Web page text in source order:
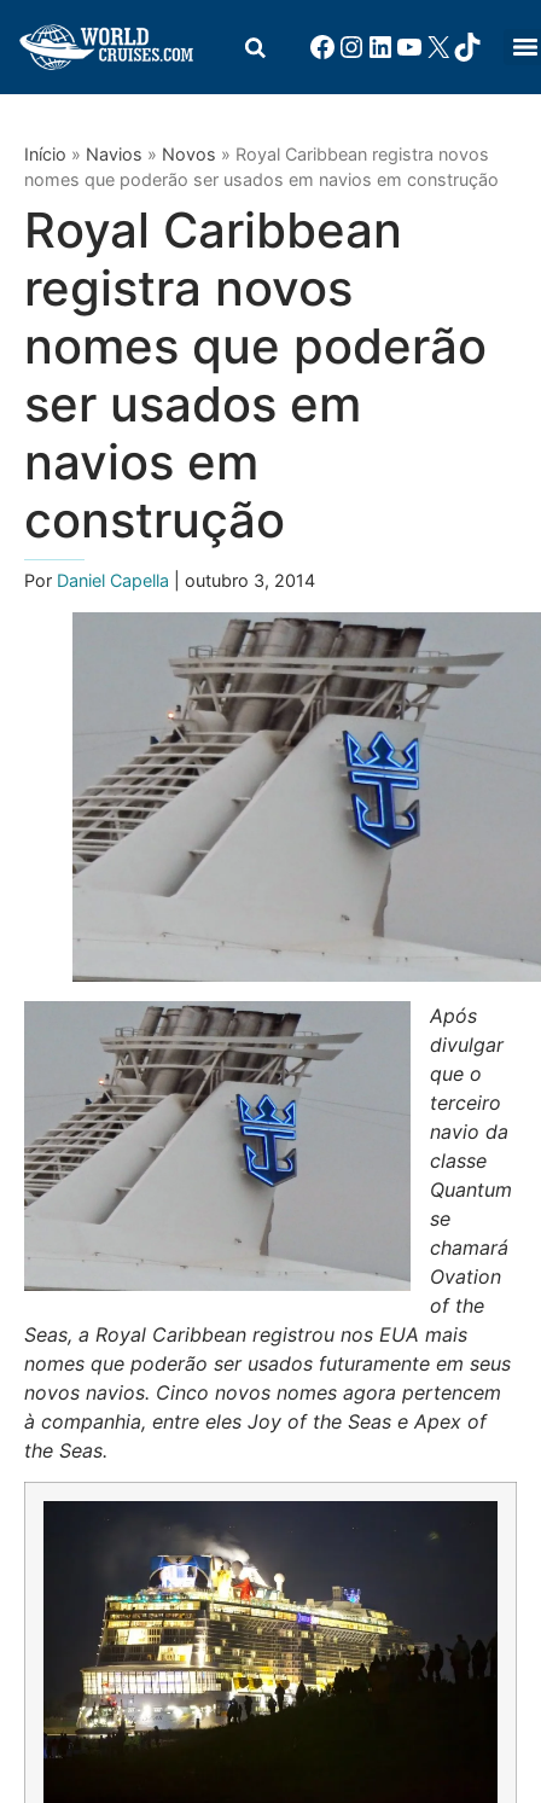
Início » Navios » Novos » Royal Caribbean registra novos
nomes que poderão ser usados em navios em construção
Royal Caribbean
registra novos
nomes que poderão
ser usados em
navios em
construção
Por Daniel Capella | outubro 3, 2014
Após
divulgar
que o
terceiro
navio da
classe
Quantum
se
chamará
Ovation
of the
Seas, a Royal Caribbean registrou nos EUA mais
nomes que poderão ser usados futuramente em seus
novos navios. Cinco novos nomes agora pertencem
à companhia, entre eles Joy of the Seas e Apex of
the Seas.